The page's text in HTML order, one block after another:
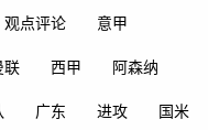
观点评论 意甲
联 西甲 阿森纳
广东 进攻 国米